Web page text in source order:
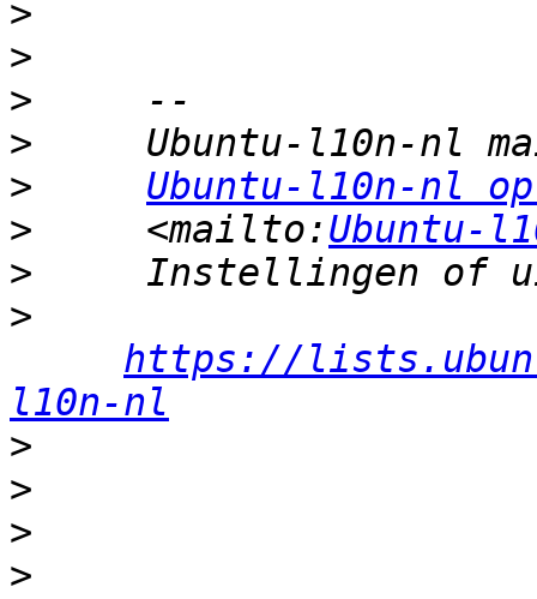
>
>
>
>
>
Ubuntu-l10n-nl
>
     <mailto:
Ubuntu-
>
>
https://
l10n-nl
>
>
>
>